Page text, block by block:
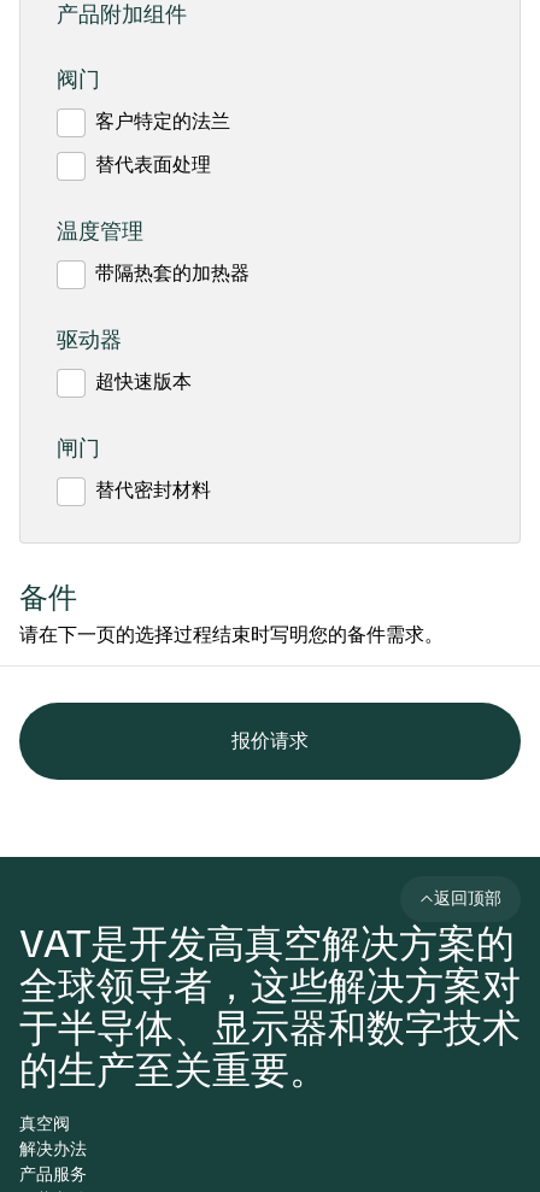
产品附加组件
阀门
客户特定的法兰
替代表面处理
温度管理
带隔热套的加热器
驱动器
超快速版本
闸门
替代密封材料
备件
请在下一页的选择过程结束时写明您的备件需求。
报价请求
VAT是开发高真空解决方案的
全球领导者，这些解决方案对
于半导体、显示器和数字技术
的生产至关重要。
返回顶部
真空阀
解决办法
产品服务